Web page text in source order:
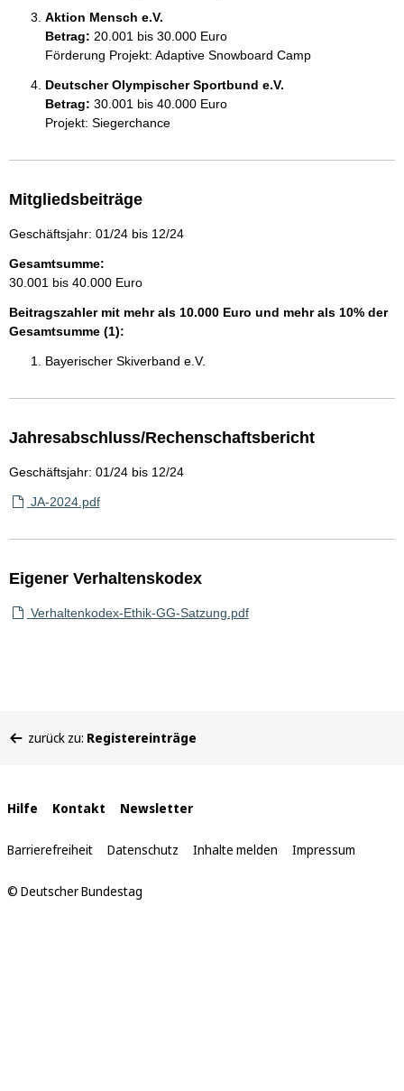
Aktion Mensch e.V.
Betrag: 20.001 bis 30.000 Euro
Förderung Projekt: Adaptive Snowboard Camp
Deutscher Olympischer Sportbund e.V.
Betrag: 30.001 bis 40.000 Euro
Projekt: Siegerchance
Mitgliedsbeiträge
Geschäftsjahr: 01/24 bis 12/24
Gesamtsumme:
30.001 bis 40.000 Euro
Beitragszahler mit mehr als 10.000 Euro und mehr als 10% der
Gesamtsumme (1):
Bayerischer Skiverband e.V.
Jahresabschluss/Rechenschaftsbericht
Geschäftsjahr: 01/24 bis 12/24
JA-2024.pdf
Eigener Verhaltenskodex
Verhaltenkodex-Ethik-GG-Satzung.pdf
befinden
zurück zu: Registereinträge
Interne
Links
Hilfe Kontakt Newsletter
Barrierefreiheit Datenschutz Inhalte melden Impressum
© Deutscher Bundestag